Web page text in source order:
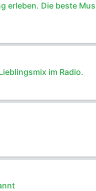
erleben. Die beste
im Radio.